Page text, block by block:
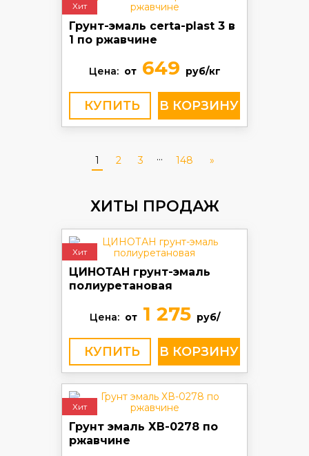
Хит
Грунт-эмаль certa-plast 3 в
1 по ржавчине
Цена: от649 руб/кг
КУПИТЬ
1 2 3 ... 148 »
ХИТЫ ПРОДАЖ
Хит
ЦИНОТАН грунт-эмаль
полиуретановая
Цена: от1 275 руб/
КУПИТЬ
Хит
Грунт эмаль ХВ-0278 по
ржавчине